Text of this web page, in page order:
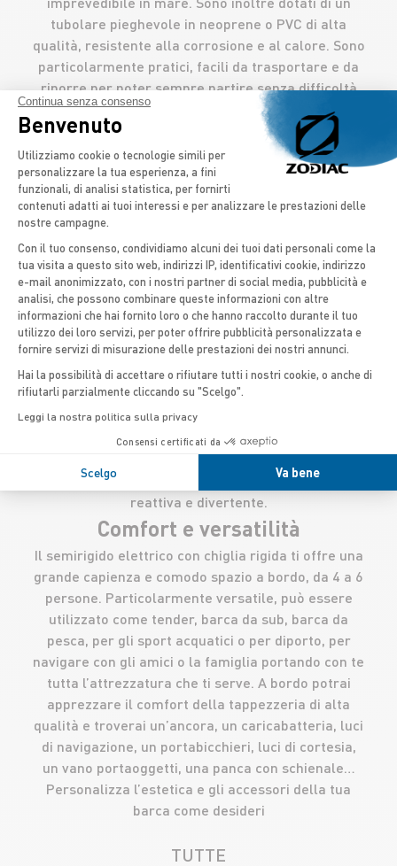
tubolare pieghevole in neoprene o PVC di alta
qualità, resistente alla corrosione e al calore. Sono
particolarmente pratici, facili da trasportare e da
riporre per poter sempre partire senza difficoltà
per una nuova avventura. La lunghezza
dell’imbarcazione dipenderà dal numero di
persone che vuoi portare e da come vuoi usarla. Il
motore elettrico della tua barca è garantito come
esente da manutenzione, non necessita di olio né di
carburante, per preservare l’ambiente e ridurre i
Prestazioni e innovazione
Il gommone elettrico semirigido è nel contempo
leggero, veloce e silenzioso. I motori elettrici e le
batterie di ultima generazione garantiscono una
lunga autonomia, che varia a seconda della
velocità e dell’utilizzo, e un’accelerazione più
rapida che regala una sensazione fantastica. La
linea eJEt si basa sulla tecnologia di propulsione
con turbina, che aspira l’acqua e la spinge
rapidamente per far avanzare la barca. La
tecnologia Hydrojet offre una guida più flessibile,
reattiva e divertente.
Comfort e versatilità
Il semirigido elettrico con chiglia rigida ti offre una
grande capienza e comodo spazio a bordo, da 4 a 6
persone. Particolarmente versatile, può essere
utilizzato come tender, barca da sub, barca da
pesca, per gli sport acquatici o per diporto, per
navigare con gli amici o la famiglia portando con te
tutta l’attrezzatura che ti serve. A bordo potrai
apprezzare il comfort della tappezzeria di alta
qualità e troverai un’ancora, un caricabatteria, luci
di navigazione, un portabicchieri, luci di cortesia,
un vano portaoggetti, una panca con schienale…
Personalizza l’estetica e gli accessori della tua
barca come desideri
TUTTE
Continua senza consenso
Benvenuto
Piattaforma di Gestione del
Utilizziamo cookie o tecnologie simili per
personalizzare la tua esperienza, a fini
funzionali, di analisi statistica, per fornirti
contenuti adatti ai tuoi interessi e per analizzare le prestazioni delle
nostre campagne.
Con il tuo consenso, condividiamo alcuni dei tuoi dati personali come la
tua visita a questo sito web, indirizzi IP, identificativi cookie, indirizzo
e-mail anonimizzato, con i nostri partner di social media, pubblicità e
analisi, che possono combinare queste informazioni con altre
informazioni che hai fornito loro o che hanno raccolto durante il tuo
utilizzo dei loro servizi, per poter offrire pubblicità personalizzata e
fornire servizi di misurazione delle prestazioni dei nostri annunci.
Hai la possibilità di accettare o rifiutare tutti i nostri cookie, o anche di
rifiutarli parzialmente cliccando su "Scelgo".
Leggi la nostra politica sulla privacy
Consensi certificati da
Scelgo Va bene
Axeptio consent